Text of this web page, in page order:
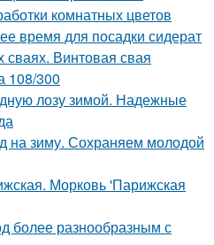
комнатных цветов
время для посадки сидерат
Винтовая свая
108/300
лозу зимой. Надежные
на зиму. Сохраняем молодой
Морковь 'Парижская
более разнообразным с